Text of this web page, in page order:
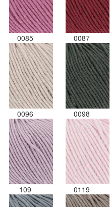
0085 0087
0096 0098
109 0119